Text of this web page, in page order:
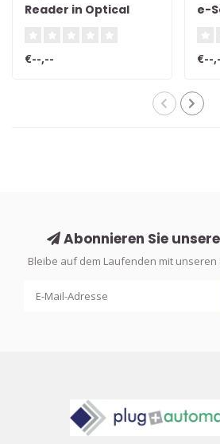
Reader in Optical
€--,--
e-
€--
Abonnieren Sie
Bleibe auf dem Laufenden mit